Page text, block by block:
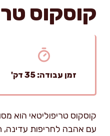
קוסקוס
זמן עבודה: 35 דק'
קוסקוס טריפוליטאי הוא
עם אהבה לחריפות עדינה,